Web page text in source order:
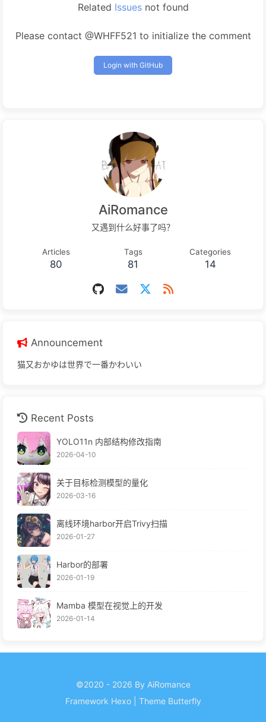
Related Issuesnot found
Please contact @WHFF521 to initialize the comment
Login with GitHub
AiRomance
又遇到什么好事了吗？
Articles
80
Tags
81
Categories
14
Announcement
猫又おかゆは世界で一番かわいい
Recent Posts
YOLO11n 内部结构修改指南
2026-04-10
关于目标检测模型的量化
2026-03-16
离线环境harbor开启Trivy扫描
2026-01-27
Harbor的部署
2026-01-19
Mamba 模型在视觉上的开发
2026-01-14
©2020 - 2026 By AiRomance
Framework Hexo Theme Butterfly